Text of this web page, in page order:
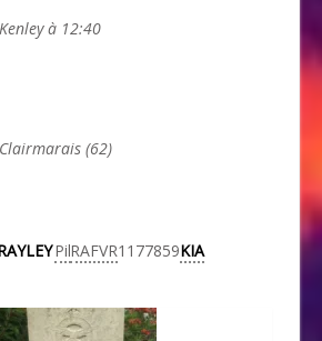
Kenley à 12:40
Clairmarais (62)
PilRAFVR1177859KIA